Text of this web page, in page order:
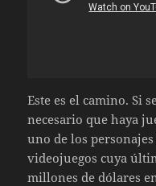
Este es el camino. Si
necesario que haya
uno de los
videojuegos cuya
millones de dólares